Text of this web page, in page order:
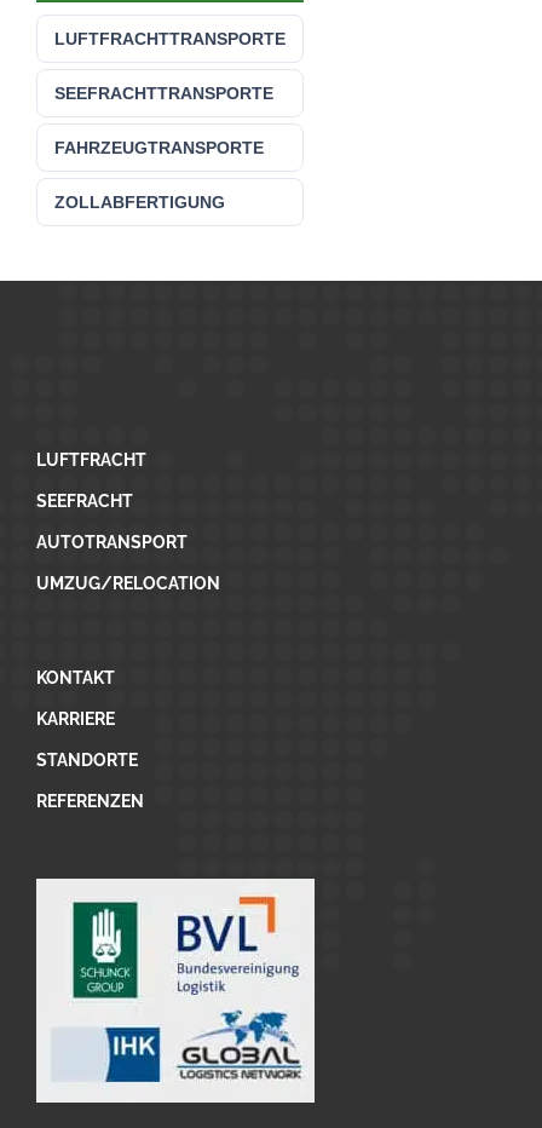
LUFTFRACHTTRANSPORTE
SEEFRACHTTRANSPORTE
FAHRZEUGTRANSPORTE
ZOLLABFERTIGUNG
LUFTFRACHT
SEEFRACHT
AUTOTRANSPORT
UMZUG/RELOCATION
KONTAKT
KARRIERE
STANDORTE
REFERENZEN